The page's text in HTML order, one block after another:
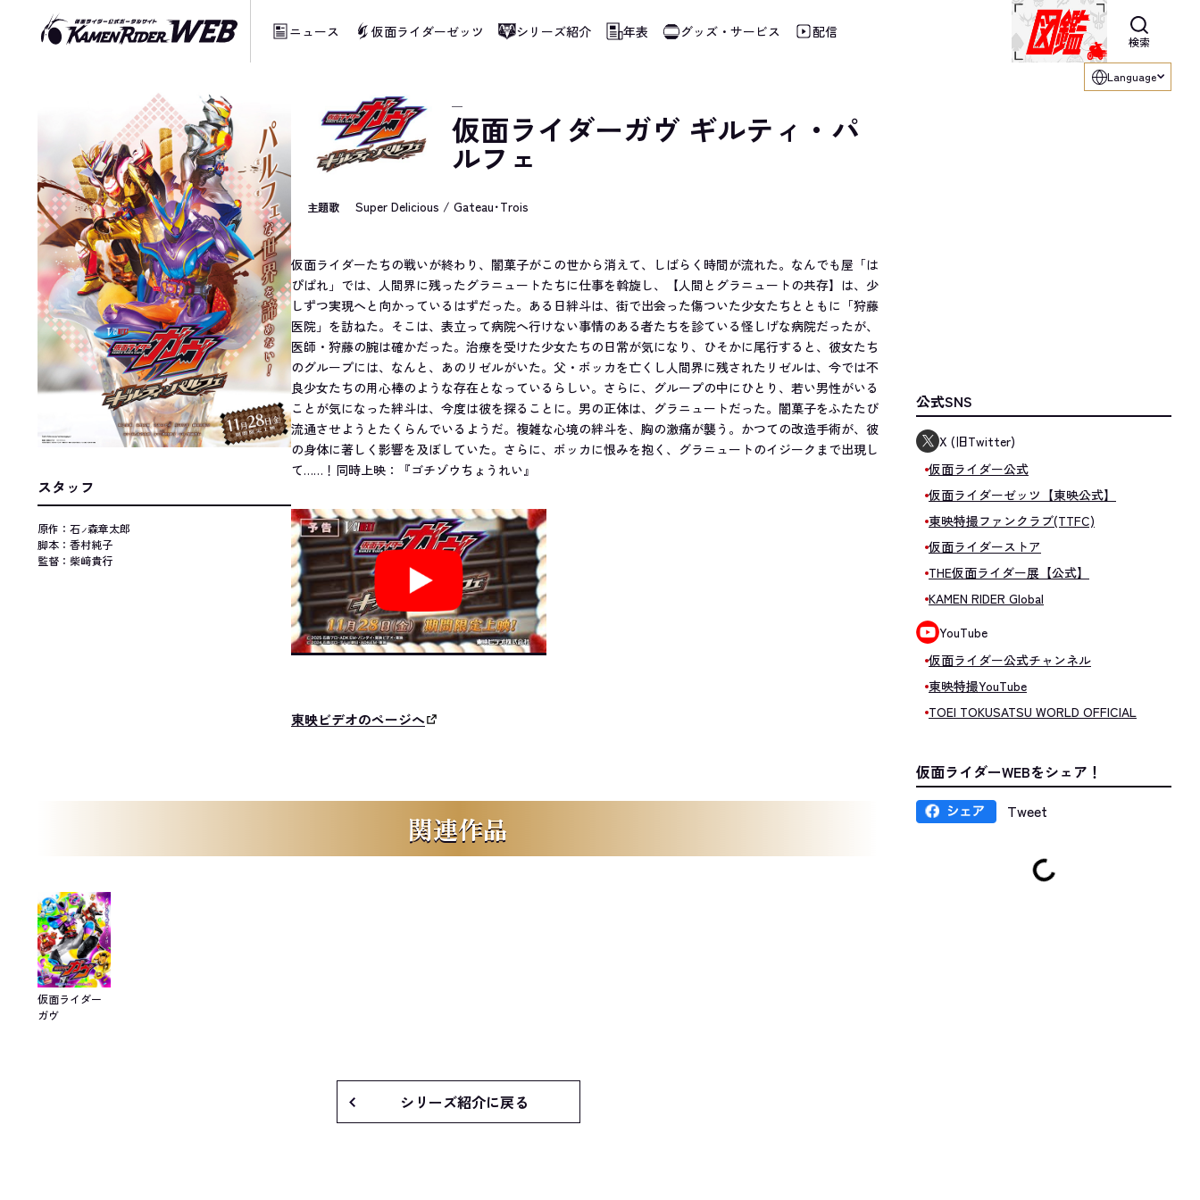
ニュース 仮面ライダーゼッツ シリーズ紹介 年表 グッズ・サービス 配信
検索
当サイトでは、機械的な自動翻訳サービスを使用しています。指定した言語に切り替わらないページは、ブラウザの翻訳機能をご利用ください。
Language
スタッフ
原作：石ノ森章太郎
脚本：香村純子
監督：柴﨑貴行
─
仮面ライダーガヴ ギルティ・パ
ルフェ
主題歌 Super Delicious / Gateau･Trois
仮面ライダーたちの戦いが終わり、闇菓子がこの世から消えて、しばらく時間が流れた。なんでも屋「は
ぴぱれ」では、人間界に残ったグラニュートたちに仕事を斡旋し、【人間とグラニュートの共存】は、少
しずつ実現へと向かっているはずだった。ある日絆斗は、街で出会った傷ついた少女たちとともに「狩藤
医院」を訪ねた。そこは、表立って病院へ行けない事情のある者たちを診ている怪しげな病院だったが、
医師・狩藤の腕は確かだった。治療を受けた少女たちの日常が気になり、ひそかに尾行すると、彼女たち
のグループには、なんと、あのリゼルがいた。父・ボッカを亡くし人間界に残されたリゼルは、今では不
良少女たちの用心棒のような存在となっているらしい。さらに、グループの中にひとり、若い男性がいる
ことが気になった絆斗は、今度は彼を探ることに。男の正体は、グラニュートだった。闇菓子をふたたび
流通させようとたくらんでいるようだ。複雑な心境の絆斗を、胸の激痛が襲う。かつての改造手術が、彼
の身体に著しく影響を及ぼしていた。さらに、ボッカに恨みを抱く、グラニュートのイジークまで出現し
て……！同時上映：『ゴチゾウちょうれい』
東映ビデオのページへ
関連作品
仮面ライダー
ガヴ
シリーズ紹介に戻る
公式SNS
X (旧Twitter)
仮面ライダー公式
仮面ライダーゼッツ【東映公式】
東映特撮ファンクラブ(TTFC)
仮面ライダーストア
THE仮面ライダー展【公式】
KAMEN RIDER Global
YouTube
仮面ライダー公式チャンネル
東映特撮YouTube
TOEI TOKUSATSU WORLD OFFICIAL
仮面ライダーWEBをシェア！
Tweet